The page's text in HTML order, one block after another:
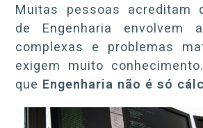
Muitas pessoas acreditam
de Engenharia envolvem
complexas e problemas
exigem muito
que Engenharia não é só